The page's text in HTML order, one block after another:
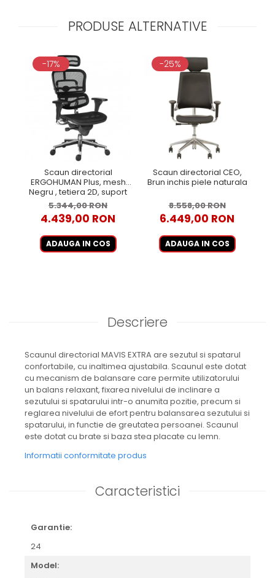
PRODUSE ALTERNATIVE
-17%
Scaun directorial
ERGOHUMAN Plus, mesh
Negru , tetiera 2D, suport
lombar, brate reglabile 3D
5.344,00 RON
4.439,00 RON
ADAUGA IN COS
-25%
Scaun directorial CEO,
Brun inchis piele naturala
8.558,00 RON
6.449,00 RON
ADAUGA IN COS
Descriere
Scaunul directorial MAVIS EXTRA are sezutul si spatarul
confortabile, cu inaltimea ajustabila. Scaunul este dotat
cu mecanism de balansare care permite utilizatorului
un balans relaxant, fixarea nivelului de inclinare a
sezutului si spatarului intr-o anumita pozitie, precum si
reglarea nivelului de efort pentru balansarea sezutului si
spatarului, in functie de greutatea persoanei. Scaunul
este dotat cu brate si baza stea placate cu lemn.
Informatii conformitate produs
Caracteristici
Garantie:
24
Model: